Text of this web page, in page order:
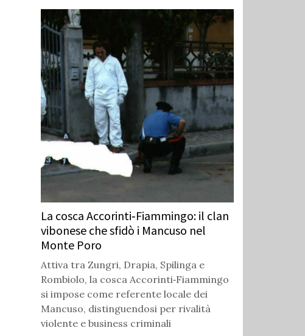
La cosca Accorinti‑Fiammingo: il clan
vibonese che sfidò i Mancuso nel
Monte Poro
Attiva tra Zungri, Drapia, Spilinga e
Rombiolo, la cosca Accorinti‑Fiammingo
si impose come referente locale dei
Mancuso, distinguendosi per rivalità
violente e business criminali